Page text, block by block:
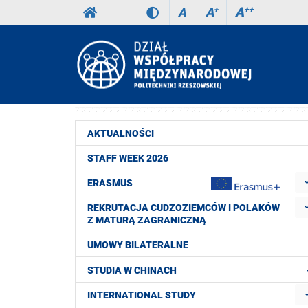
A A+ A++
AKTUALNOŚCI
STAFF WEEK 2026
ERASMUS
REKRUTACJA CUDZOZIEMCÓW I POLAKÓW
Z MATURĄ ZAGRANICZNĄ
UMOWY BILATERALNE
STUDIA W CHINACH
INTERNATIONAL STUDY